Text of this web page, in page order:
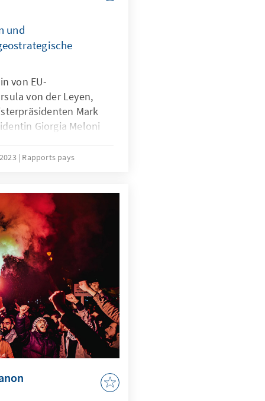
und
von EU-
von der Leyen,
Mark
Giorgia Meloni
der EU und
unterzeichnet.
Rapports pays